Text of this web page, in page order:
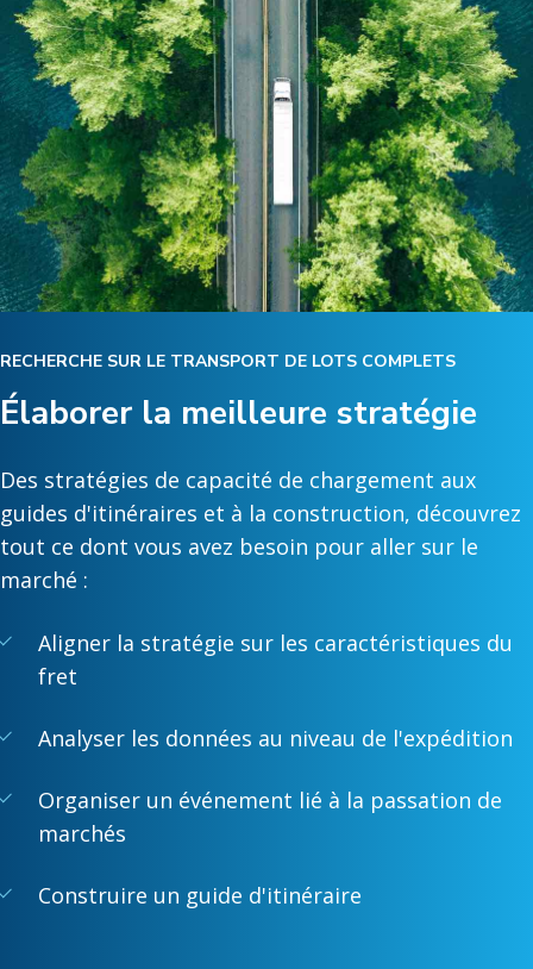
RECHERCHE SUR LE TRANSPORT DE LOTS COMPLETS
Élaborer la meilleure stratégie
Des stratégies de capacité de chargement aux
guides d'itinéraires et à la construction, découvrez
tout ce dont vous avez besoin pour aller sur le
marché :
Aligner la stratégie sur les caractéristiques du
fret
Analyser les données au niveau de l'expédition
Organiser un événement lié à la passation de
marchés
Construire un guide d'itinéraire